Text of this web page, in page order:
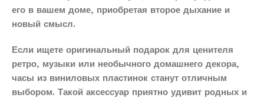
его в вашем доме, приобретая второе дыхание и
новый смысл.
Если ищете оригинальный подарок для ценителя
ретро, музыки или необычного домашнего декора,
часы из виниловых пластинок станут отличным
выбором. Такой аксессуар приятно удивит родных и